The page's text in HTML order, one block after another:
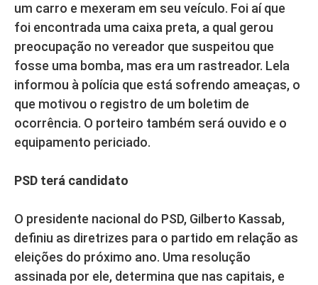
um carro e mexeram em seu veículo. Foi aí que
foi encontrada uma caixa preta, a qual gerou
preocupação no vereador que suspeitou que
fosse uma bomba, mas era um rastreador. Lela
informou à polícia que está sofrendo ameaças, o
que motivou o registro de um boletim de
ocorrência. O porteiro também será ouvido e o
equipamento periciado.
PSD terá candidato
O presidente nacional do PSD, Gilberto Kassab,
definiu as diretrizes para o partido em relação as
eleições do próximo ano. Uma resolução
assinada por ele, determina que nas capitais, e